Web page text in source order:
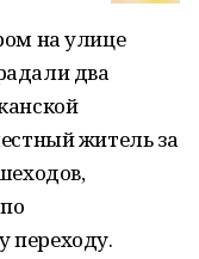
на улице
два
житель за
переходу.